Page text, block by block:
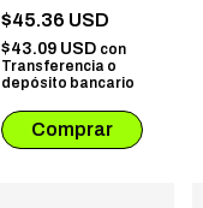
SPINNER CON
ESTUCHE SIMIL
CUERO # 07 VERDE
CLARO
$45.36 USD
$43.09 USD con
Transferencia o
depósito bancario